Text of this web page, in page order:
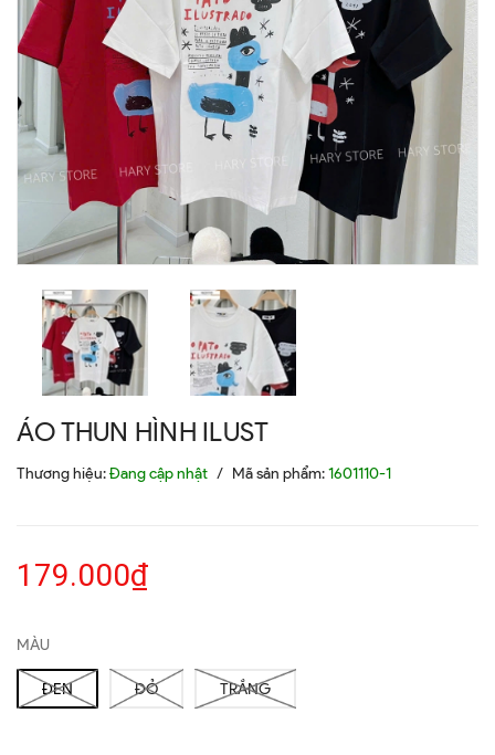
ÁO THUN HÌNH ILUST
Thương hiệu:Đang cập nhật / Mã sản phẩm:1601110-1
179.000₫
MÀU
ĐEN ĐỎ TRẮNG